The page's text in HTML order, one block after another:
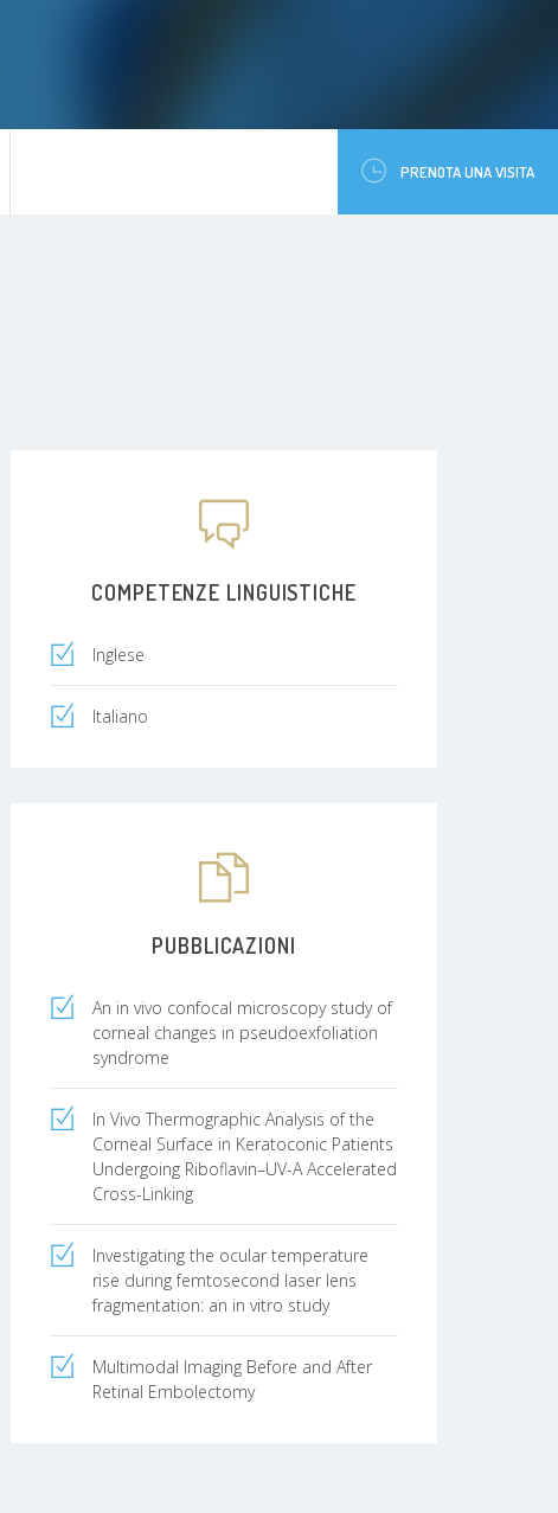
PRENOTA UNA VISITA
COMPETENZE LINGUISTICHE
Inglese
Italiano
PUBBLICAZIONI
An in vivo confocal microscopy study of
corneal changes in pseudoexfoliation
syndrome
In Vivo Thermographic Analysis of the
Corneal Surface in Keratoconic Patients
Undergoing Riboflavin–UV-A Accelerated
Cross-Linking
Investigating the ocular temperature
rise during femtosecond laser lens
fragmentation: an in vitro study
Multimodal Imaging Before and After
Retinal Embolectomy